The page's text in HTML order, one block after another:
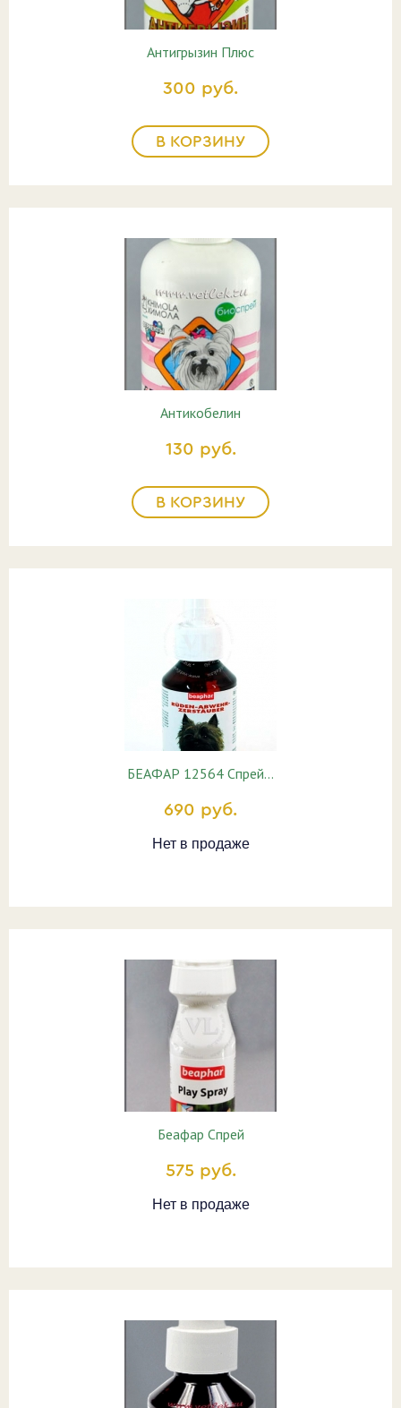
Антигрызин Плюс
300 руб.
В КОРЗИНУ
Антикобелин
130 руб.
В КОРЗИНУ
БЕАФАР 12564 Спрей…
690 руб.
Нет в продаже
Беафар Спрей
575 руб.
Нет в продаже